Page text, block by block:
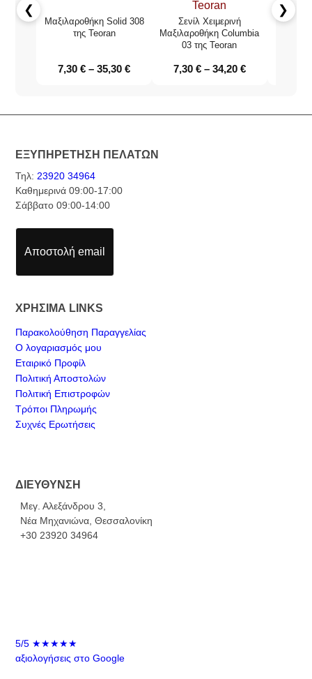
❮
Μαξιλαροθήκη Solid 308
της Teoran
7,30€ – 35,30€
Σενίλ Χειμερινή
Μαξιλαροθήκη Columbia
03 της Teoran
7,30 € – 34,20 €
❯
ΕΞΥΠΗΡΕΤΗΣΗ ΠΕΛΑΤΩΝ
Τηλ: 23920 34964
Καθημερινά 09:00-17:00
Σάββατο 09:00-14:00
Αποστολή email
ΧΡΗΣΙΜΑ LINKS
Παρακολούθηση Παραγγελίας
Ο λογαριασμός μου
Εταιρικό Προφίλ
Πολιτική Αποστολών
Πολιτική Επιστροφών
Τρόποι Πληρωμής
Συχνές Ερωτήσεις
ΔΙΕΥΘΥΝΣΗ
Μεγ. Αλεξάνδρου 3,
Νέα Μηχανιώνα, Θεσσαλονίκη
+30 23920 34964
5/5 ★★★★★
αξιολογήσεις στο Google